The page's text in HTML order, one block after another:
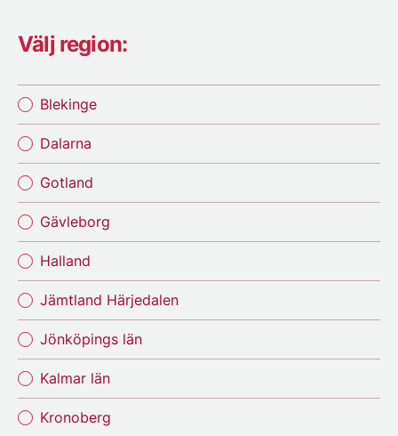
Välj region:
Blekinge
Dalarna
Gotland
Gävleborg
Halland
Jämtland Härjedalen
Jönköpings län
Kalmar län
Kronoberg